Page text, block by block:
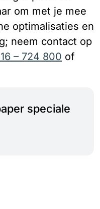
speciale
om met je mee
optimalisaties en
neem contact op
– 724 800 of